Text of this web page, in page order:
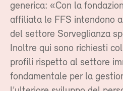
generica: «Con la
affiliata le FFS intendono
del settore Sorveglianza
Inoltre qui sono richiesti
profili rispetto al settore
fondamentale per la